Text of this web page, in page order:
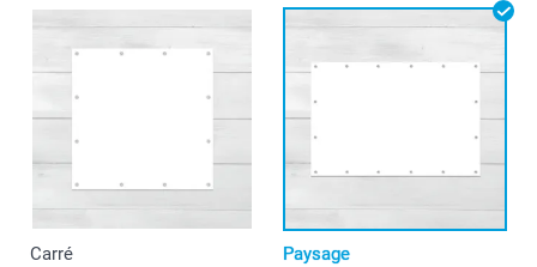
Carré Paysage